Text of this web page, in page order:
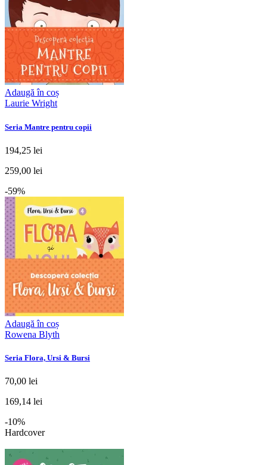
Adaugă în coș
Laurie Wright
Seria Mantre pentru copii
194,25 lei
259,00 lei
-59%
Adaugă în coș
Rowena Blyth
Seria Flora, Ursi & Bursi
70,00 lei
169,14 lei
-10%
Hardcover